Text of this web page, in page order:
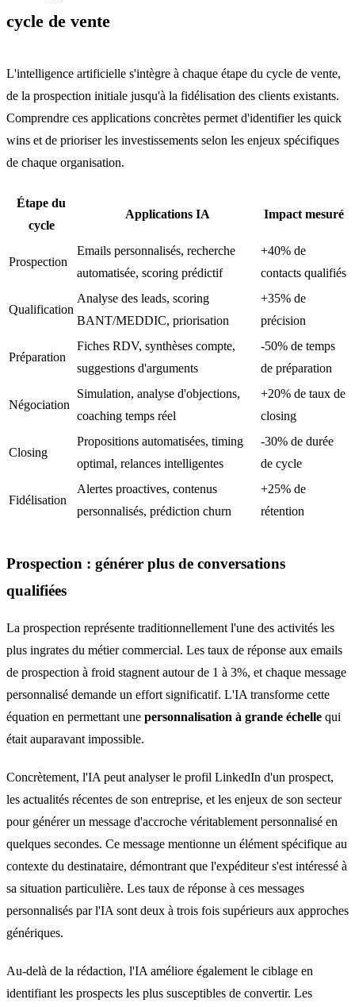
cycle de vente
L'intelligence artificielle s'intègre à chaque étape du cycle de vente,
de la prospection initiale jusqu'à la fidélisation des clients existants.
Comprendre ces applications concrètes permet d'identifier les quick
wins et de prioriser les investissements selon les enjeux spécifiques
de chaque organisation.
Étape du
cycle
Applications IA Impact mesuré
Prospection
Emails personnalisés, recherche
automatisée, scoring prédictif
+40% de
contacts qualifiés
Qualification
Analyse des leads, scoring
BANT/MEDDIC, priorisation
+35% de
précision
Préparation
Fiches RDV, synthèses compte,
suggestions d'arguments
-50% de temps
de préparation
Négociation
Simulation, analyse d'objections,
coaching temps réel
+20% de taux de
closing
Closing
Propositions automatisées, timing
optimal, relances intelligentes
-30% de durée
de cycle
Fidélisation
Alertes proactives, contenus
personnalisés, prédiction churn
+25% de
rétention
Prospection : générer plus de conversations
qualifiées
La prospection représente traditionnellement l'une des activités les
plus ingrates du métier commercial. Les taux de réponse aux emails
de prospection à froid stagnent autour de 1 à 3%, et chaque message
personnalisé demande un effort significatif. L'IA transforme cette
équation en permettant une personnalisation à grande échelle qui
était auparavant impossible.
Concrètement, l'IA peut analyser le profil LinkedIn d'un prospect,
les actualités récentes de son entreprise, et les enjeux de son secteur
pour générer un message d'accroche véritablement personnalisé en
quelques secondes. Ce message mentionne un élément spécifique au
contexte du destinataire, démontrant que l'expéditeur s'est intéressé à
sa situation particulière. Les taux de réponse à ces messages
personnalisés par l'IA sont deux à trois fois supérieurs aux approches
génériques.
Au-delà de la rédaction, l'IA améliore également le ciblage en
identifiant les prospects les plus susceptibles de convertir. Les